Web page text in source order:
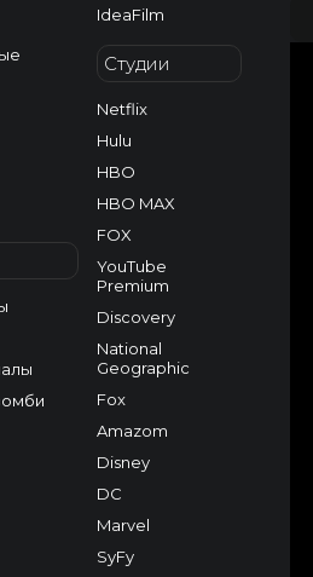
IdeaFilm
Студии
Netflix
Hulu
HBO
HBO MAX
FOX
YouTube
Premium
Discovery
National
Geographic
Fox
Amazom
Disney
DC
Marvel
SyFy